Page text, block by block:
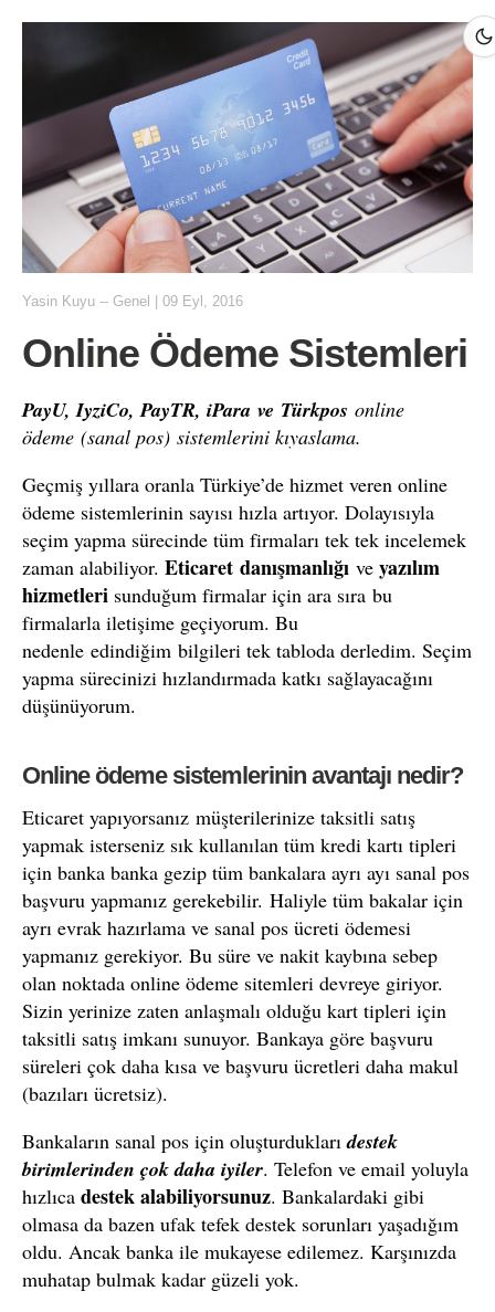
Yasin Kuyu -- Genel 09 Eyl, 2016
Online Ödeme Sistemleri
PayU, IyziCo, PayTR, iPara ve Türkpos online
ödeme (sanal pos) sistemlerini kıyaslama.
Geçmiş yıllara oranla Türkiye’de hizmet veren online
ödeme sistemlerinin sayısı hızla artıyor. Dolayısıyla
seçim yapma sürecinde tüm firmaları tek tek incelemek
zaman alabiliyor. Eticaret danışmanlığı ve yazılım
hizmetleri sunduğum firmalar için ara sıra bu
firmalarla iletişime geçiyorum. Bu
nedenle edindiğim bilgileri tek tabloda derledim. Seçim
yapma sürecinizi hızlandırmada katkı sağlayacağını
düşünüyorum.
Online ödeme sistemlerinin avantajı nedir?
Eticaret yapıyorsanız müşterilerinize taksitli satış
yapmak isterseniz sık kullanılan tüm kredi kartı tipleri
için banka banka gezip tüm bankalara ayrı ayı sanal pos
başvuru yapmanız gerekebilir. Haliyle tüm bakalar için
ayrı evrak hazırlama ve sanal pos ücreti ödemesi
yapmanız gerekiyor. Bu süre ve nakit kaybına sebep
olan noktada online ödeme sitemleri devreye giriyor.
Sizin yerinize zaten anlaşmalı olduğu kart tipleri için
taksitli satış imkanı sunuyor. Bankaya göre başvuru
süreleri çok daha kısa ve başvuru ücretleri daha makul
(bazıları ücretsiz).
Bankaların sanal pos için oluşturduklarıdestek
birimlerinden çok daha iyiler. Telefon ve email yoluyla
hızlıca destek alabiliyorsunuz. Bankalardaki gibi
olmasa da bazen ufak tefek destek sorunları yaşadığım
oldu. Ancak banka ile mukayese edilemez. Karşınızda
muhatap bulmak kadar güzeli yok.